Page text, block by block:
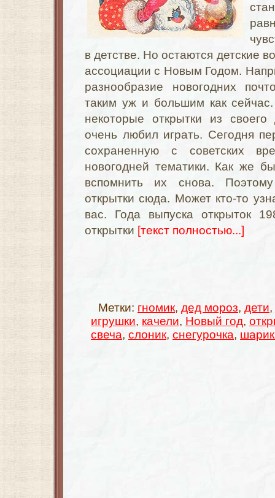
в детстве. Но остаются детские
ассоциации с Новым Годом.
разнообразие новогодних
таким уж и большим как
некоторые открытки из
очень любил играть. Сегодня
сохраненную с советских
новогодней тематики. Как же
вспомнить их снова.
открытки сюда. Может кто-то
вас. Года выпуска открыток
открытки [текст полностью...]
Метки: гномик, дед мороз, дети,
игрушки, качели, Новый год,
свеча, слоник, снегурочка,